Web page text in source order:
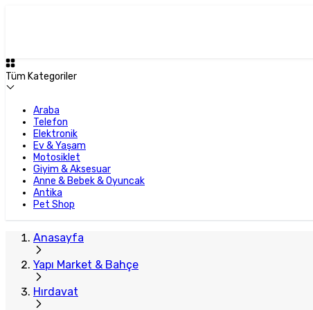
Tüm Kategoriler
Araba
Telefon
Elektronik
Ev & Yaşam
Motosiklet
Giyim & Aksesuar
Anne & Bebek & Oyuncak
Antika
Pet Shop
Anasayfa
Yapı Market & Bahçe
Hırdavat